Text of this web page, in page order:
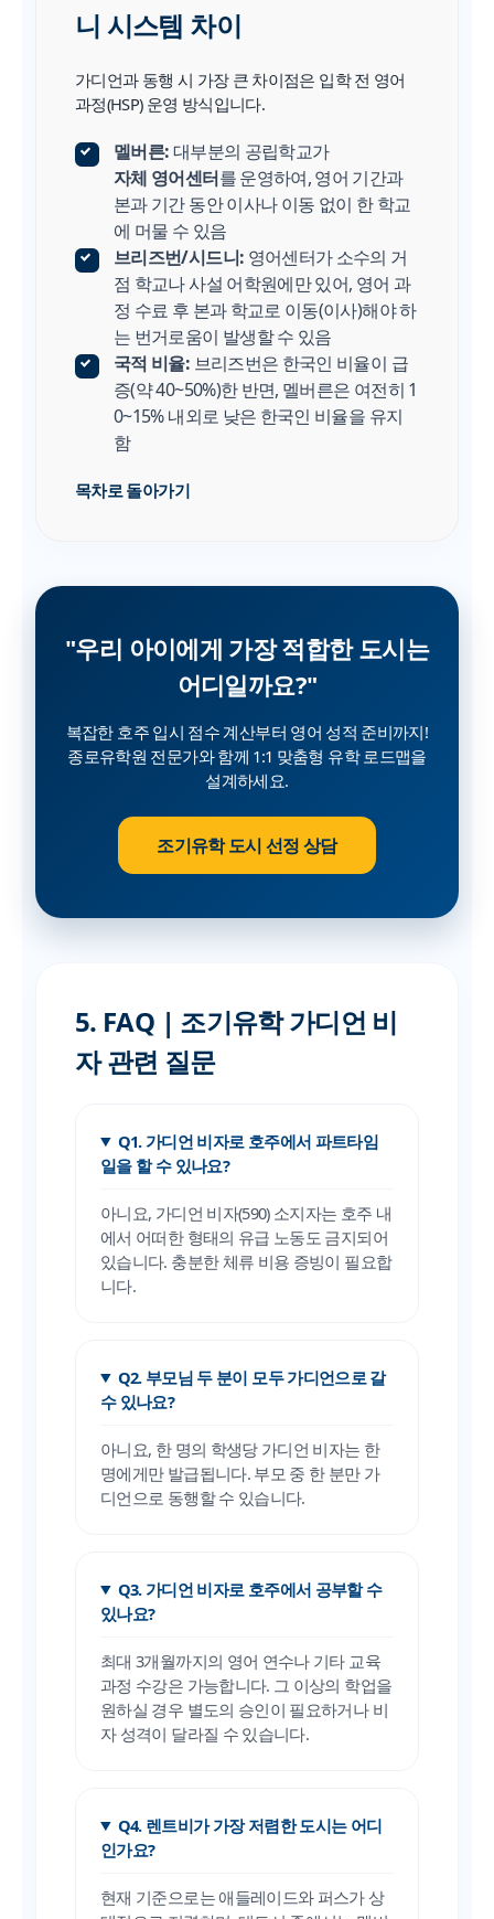
니 시스템 차이
가디언과 동행 시 가장 큰 차이점은 입학 전 영어
과정(HSP) 운영 방식입니다.
멜버른:대부분의 공립학교가
자체 영어센터를 운영하여, 영어 기간과
본과 기간 동안 이사나 이동 없이 한 학교
에 머물 수 있음
브리즈번/시드니: 영어센터가 소수의 거
점 학교나 사설 어학원에만 있어, 영어 과
정 수료 후 본과 학교로 이동(이사)해야 하
는 번거로움이 발생할 수 있음
국적 비율: 브리즈번은 한국인 비율이 급
증(약 40~50%)한 반면, 멜버른은 여전히 1
0~15% 내외로 낮은 한국인 비율을 유지
함
목차로 돌아가기
"우리 아이에게 가장 적합한 도시는
어디일까요?"
복잡한 호주 입시 점수 계산부터 영어 성적 준비까지!
종로유학원 전문가와 함께 1:1 맞춤형 유학 로드맵을
설계하세요.
조기유학 도시 선정 상담
5. FAQ | 조기유학 가디언 비
자 관련 질문
Q1. 가디언 비자로 호주에서 파트타임
일을 할 수 있나요?
아니요, 가디언 비자(590) 소지자는 호주 내
에서 어떠한 형태의 유급 노동도 금지되어
있습니다. 충분한 체류 비용 증빙이 필요합
니다.
Q2. 부모님 두 분이 모두 가디언으로 갈
수 있나요?
아니요, 한 명의 학생당 가디언 비자는 한
명에게만 발급됩니다. 부모 중 한 분만 가
디언으로 동행할 수 있습니다.
Q3. 가디언 비자로 호주에서 공부할 수
있나요?
최대 3개월까지의 영어 연수나 기타 교육
과정 수강은 가능합니다. 그 이상의 학업을
원하실 경우 별도의 승인이 필요하거나 비
자 성격이 달라질 수 있습니다.
Q4. 렌트비가 가장 저렴한 도시는 어디
인가요?
현재 기준으로는 애들레이드와 퍼스가 상